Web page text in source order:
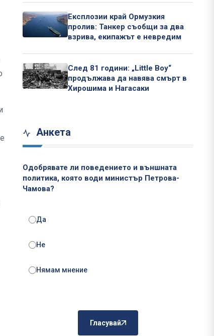
Експлозии край Ормузкия
пролив: Танкер съобщи за два
взрива, екипажът е невредим
След 81 години: „Little Boy“
продължава да навява смърт в
Хирошима и Нагасаки
Анкета
Одобрявате ли поведението и външната
политика, която води министър Петрова-
Чамова?
Да
Не
Нямам мнение
Гласувай